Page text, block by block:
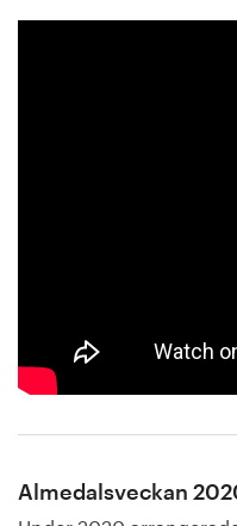
Almedalsveckan